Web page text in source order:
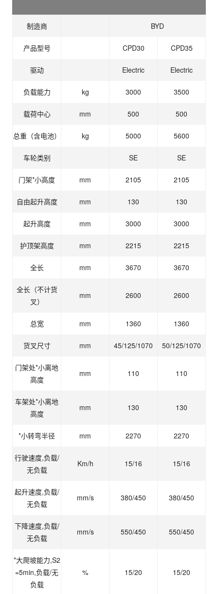
制造商 BYD
产品型号 CPD30 CPD35
驱动 Electric Electric
负载能力 kg 3000 3500
载荷中心 mm 500 500
总重（含电池） kg 5000 5600
车轮类别 SE SE
门架*小高度 mm 2105 2105
自由起升高度 mm 130 130
起升高度 mm 3000 3000
护顶架高度 mm 2215 2215
全长 mm 3670 3670
全长（不计货
叉）
mm 2600 2600
总宽 mm 1360 1360
货叉尺寸 mm 45/125/1070 50/125/1070
门架处*小离地
高度
mm 110 110
车架处*小离地
高度
mm 130 130
*小转弯半径 mm 2270 2270
行驶速度,负载/
无负载
Km/h 15/16 15/16
起升速度,负载/
无负载
mm/s 380/450 380/450
下降速度,负载/
无负载
mm/s 550/450 550/450
*大爬坡能力,S2
=5min,负载/无
负载
% 15/20 15/20